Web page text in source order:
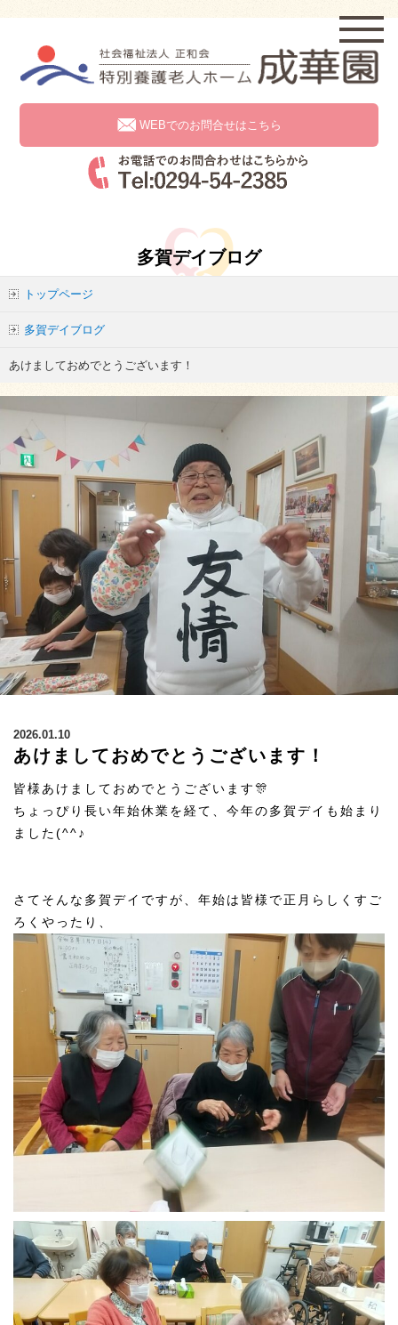
WEBでのお問合せはこちら
多賀デイブログ
トップページ
多賀デイブログ
あけましておめでとうございます！
2026.01.10
あけましておめでとうございます！
皆様あけましておめでとうございます🎊
ちょっぴり長い年始休業を経て、今年の多賀デイも始まり
ました(^^♪
さてそんな多賀デイですが、年始は皆様で正月らしくすご
ろくやったり、